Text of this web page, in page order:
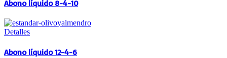
Abono líquido 8-4-10
Detalles
Abono líquido 12-4-6